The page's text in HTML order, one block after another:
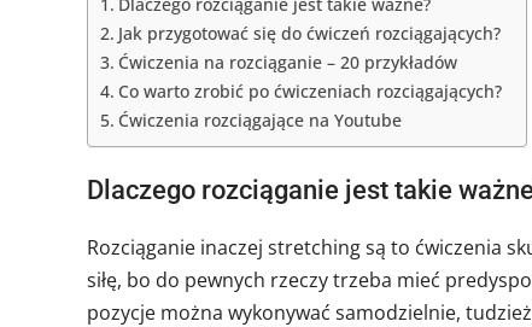
Dlaczego rozciąganie jest takie ważne?
Jak przygotować się do ćwiczeń rozciągających?
Ćwiczenia na rozciąganie – 20 przykładów
Co warto zrobić po ćwiczeniach rozciągających?
Ćwiczenia rozciągające na Youtube
Dlaczego rozciąganie jest takie
Rozciąganie inaczej stretching są to ćwiczenia
siłę, bo do pewnych rzeczy trzeba mieć
pozycje można wykonywać samodzielnie,